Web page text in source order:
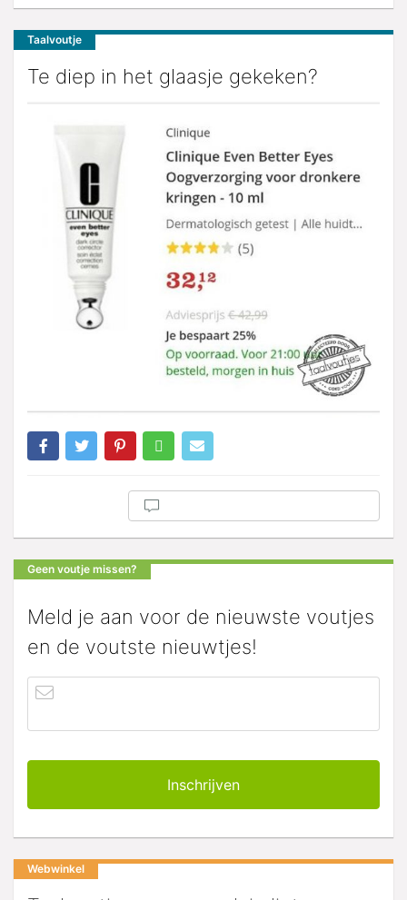
Taalvoutje
Te diep in het glaasje gekeken?
Geen voutje missen?
Meld je aan voor de nieuwste voutjes
en de voutste nieuwtjes!
Webwinkel